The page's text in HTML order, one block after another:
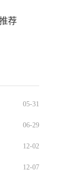
荐
05-31
06-29
12-02
12-07